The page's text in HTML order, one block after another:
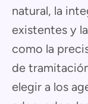
natural, la
existentes y
como la
de
elegir a los